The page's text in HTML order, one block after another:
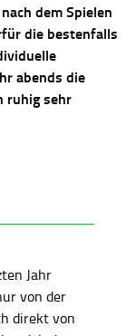
dem Spielen
die bestenfalls
abends die
ruhig sehr
Jahr
von der
direkt von